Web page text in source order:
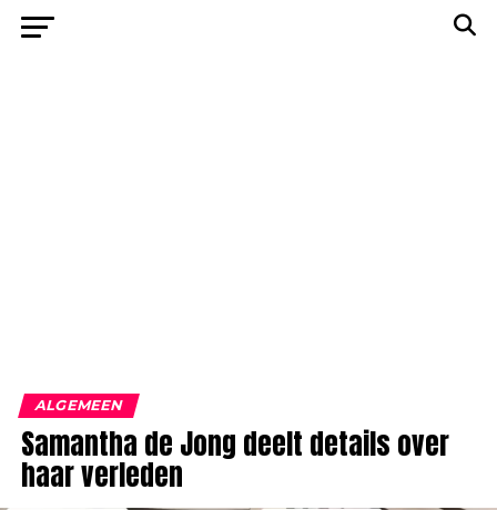
ALGEMEEN
Samantha de Jong deelt details over
haar verleden